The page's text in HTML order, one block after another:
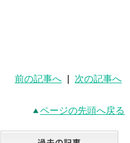
前の記事へ 次の記事へ
ページの先頭へ戻る
最新記事一覧